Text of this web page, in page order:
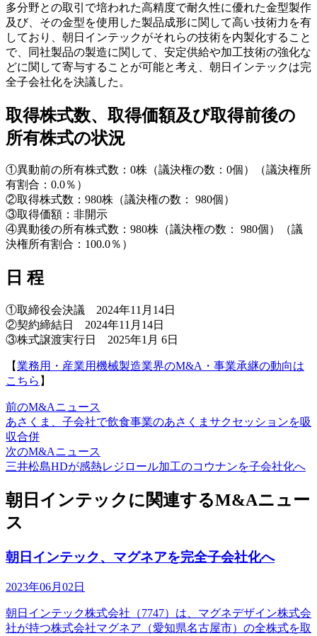
多分野との取引で培われた高精度で耐久性に優れた金型製作
及び、その金型を使用した製品成形に関して高い技術力を有
しており、朝日インテックがそれらの技術を内製化すること
で、同社製品の製造に関して、安定供給や加工技術の強化な
どに関して寄与することが可能と考え、朝日インテックは完
全子会社化を決議した。
取得株式数、取得価額及び取得前後の
所有株式の状況
①異動前の所有株式数：0株（議決権の数：0個）（議決権所
有割合：0.0％）
②取得株式数：980株（議決権の数： 980個）
③取得価額：非開示
④異動後の所有株式数：980株（議決権の数： 980個）（議
決権所有割合：100.0％）
日 程
①取締役会決議 2024年11月14日
②契約締結日 2024年11月14日
③株式譲渡実行日 2025年1月 6日
【業務用・産業用機械製造業界のM&A・事業承継の動向は
こちら 】
前のM&Aニュース
あさくま、子会社で飲食事業のあさくまサクセッションを吸
収合併
次のM&Aニュース
三井松島HDが感熱レジロール加工のコウナンを子会社化へ
朝日インテックに関連するM&Aニュー
ス
朝日インテック、マグネアを完全子会社化へ
2023年06月02日
朝日インテック株式会社（7747）は、マグネデザイン株式会
社が持つ株式会社マグネア（愛知県名古屋市）の全株式を取